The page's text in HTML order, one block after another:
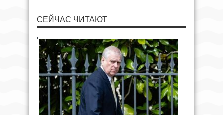
СЕЙЧАС ЧИТАЮТ